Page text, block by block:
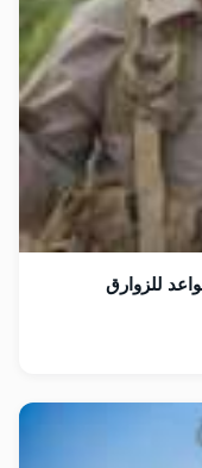
للزوارق